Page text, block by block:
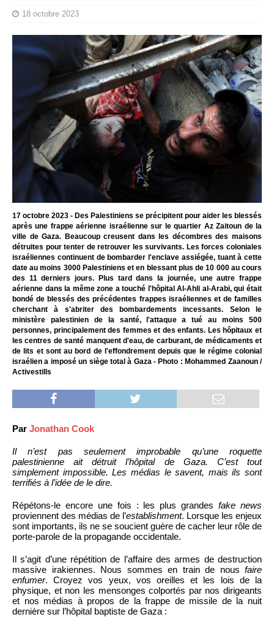
18 octobre 2023
17 octobre 2023 - Des Palestiniens se précipitent pour aider les blessés
après une frappe aérienne israélienne sur le quartier Az Zaitoun de la
ville de Gaza. Beaucoup creusent dans les décombres des maisons
détruites pour tenter de retrouver les survivants. Les forces coloniales
israéliennes continuent de bombarder l'enclave assiégée, tuant à cette
date au moins 3000 Palestiniens et en blessant plus de 10 000 au cours
des 11 derniers jours. Plus tard dans la journée, une autre frappe
aérienne dans la même zone a touché l'hôpital Al-Ahli al-Arabi, qui était
bondé de blessés des précédentes frappes israéliennes et de familles
cherchant à s'abriter des bombardements incessants. Selon le
ministère palestinien de la santé, l'attaque a tué au moins 500
personnes, principalement des femmes et des enfants. Les hôpitaux et
les centres de santé manquent d'eau, de carburant, de médicaments et
de lits et sont au bord de l'effondrement depuis que le régime colonial
israélien a imposé un siège total à Gaza - Photo : Mohammed Zaanoun /
Activestills
Par Jonathan Cook
Il n’est pas seulement improbable qu’une roquette
palestinienne ait détruit l’hôpital de Gaza. C’est tout
simplement impossible. Les médias le savent, mais ils sont
terrifiés à l’idée de le dire.
Répétons-le encore une fois : les plus grandesfake news
proviennent des médias de l’establishment. Lorsque les enjeux
sont importants, ils ne se soucient guère de cacher leur rôle de
porte-parole de la propagande occidentale.
Il s’agit d’une répétition de l’affaire des armes de destruction
massive irakiennes. Nous sommes en train de nous faire
enfumer. Croyez vos yeux, vos oreilles et les lois de la
physique, et non les mensonges colportés par nos dirigeants
et nos médias à propos de la frappe de missile de la nuit
dernière sur l’hôpital baptiste de Gaza :